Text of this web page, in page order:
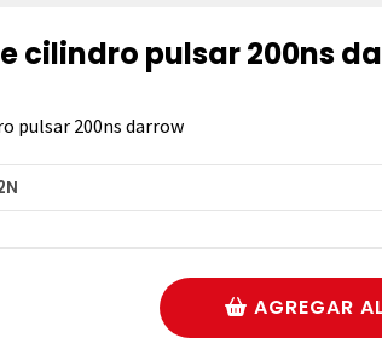
cilindro pulsar 200ns
pulsar 200ns darrow
AGREGAR